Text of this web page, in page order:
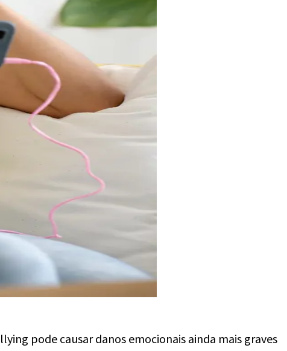
pode causar danos emocionais ainda mais graves